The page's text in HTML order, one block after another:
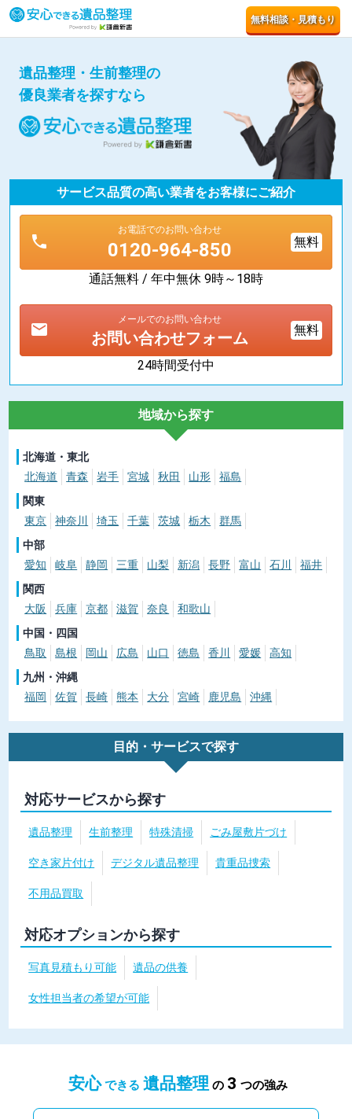
無料相談・見積もり
遺品整理・生前整理の
優良業者を探すなら
サービス品質の高い業者をお客様にご紹介
phone
お電話でのお問い合わせ
0120-964-850 無料
通話無料 / 年中無休 9時～18時
mail
メールでのお問い合わせ
お問い合わせフォーム 無料
24時間受付中
目的・サービスで探す
対応サービスから探す
遺品整理 生前整理 特殊清掃 ごみ屋敷片づけ
空き家片付け デジタル遺品整理 貴重品捜索
不用品買取
対応オプションから探す
写真見積もり可能 遺品の供養
女性担当者の希望が可能
地域から探す
北海道・東北
北海道
青森 岩手 宮城 秋田 山形
福島
関東
東京
神奈川 埼玉 千葉 茨城 栃木
群馬
中部
愛知
岐阜 静岡 三重 山梨 新潟 長野 富山 石川
福井
関西
大阪
兵庫 京都 滋賀 奈良
和歌山
中国・四国
鳥取
島根 岡山 広島 山口 徳島 香川 愛媛
高知
九州・沖縄
福岡
佐賀 長崎 熊本 大分 宮崎 鹿児島 沖縄
安心 できる 遺品整理 の 3 つの強み